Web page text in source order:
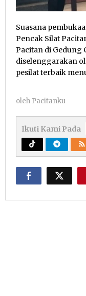
Suasana
Pencak Silat
Pacitan di Gedung
diselenggarakan
pesilat terbaik
oleh Pacitanku
Ikuti Kami Pada